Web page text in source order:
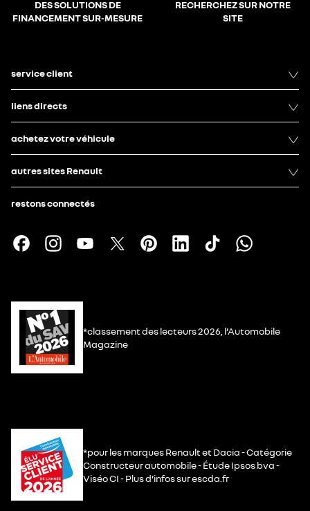
DES SOLUTIONS DE
FINANCEMENT SUR-MESURE
RECHERCHEZ SUR NOTRE
SITE
service client
liens directs
achetez votre véhicule
autres sites Renault
restons connectés
*classement des lecteurs 2026, l’Automobile
Magazine
*pour les marques Renault et Dacia - Catégorie
Constructeur automobile - Étude Ipsos bva -
Viséo CI - Plus d’infos sur escda.fr